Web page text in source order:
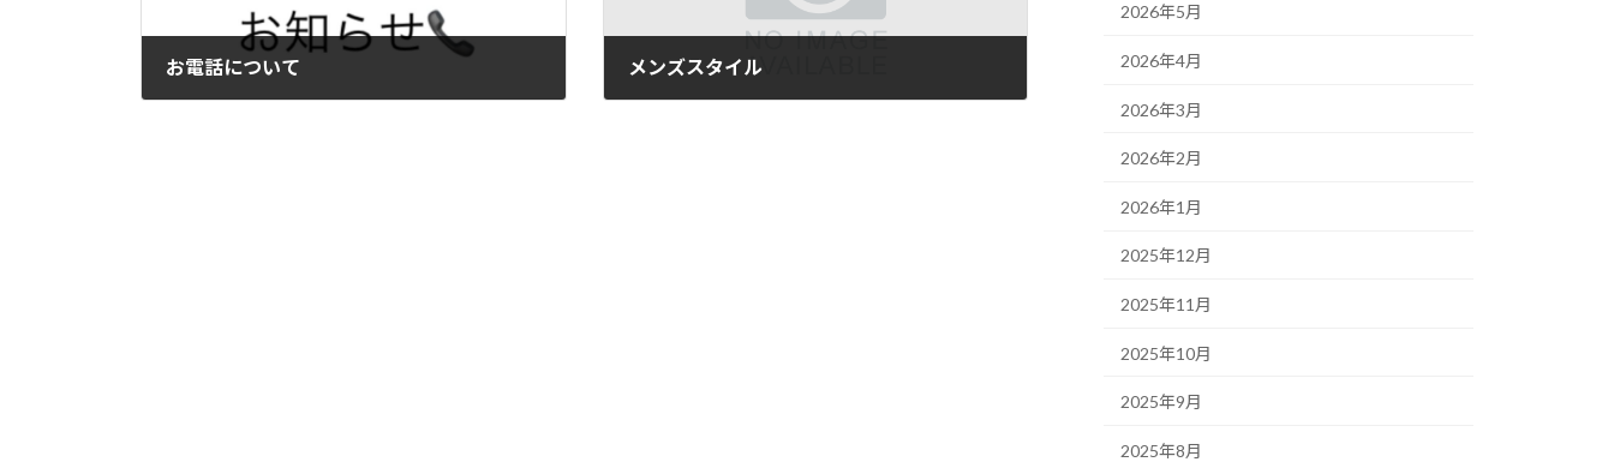
お電話について メンズスタイル
2026年5月
2026年4月
2026年3月
2026年2月
2026年1月
2025年12月
2025年11月
2025年10月
2025年9月
2025年8月